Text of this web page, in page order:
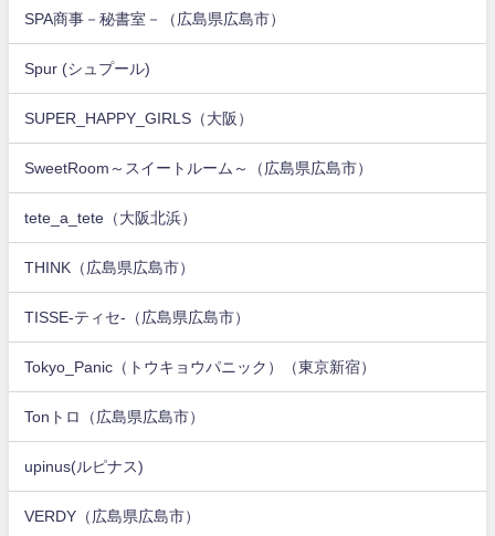
SPA商事－秘書室－（広島県広島市）
Spur (シュプール)
SUPER_HAPPY_GIRLS（大阪）
SweetRoom～スイートルーム～（広島県広島市）
tete_a_tete（大阪北浜）
THINK（広島県広島市）
TISSE-ティセ-（広島県広島市）
Tokyo_Panic（トウキョウパニック）（東京新宿）
Tonトロ（広島県広島市）
upinus(ルピナス)
VERDY（広島県広島市）